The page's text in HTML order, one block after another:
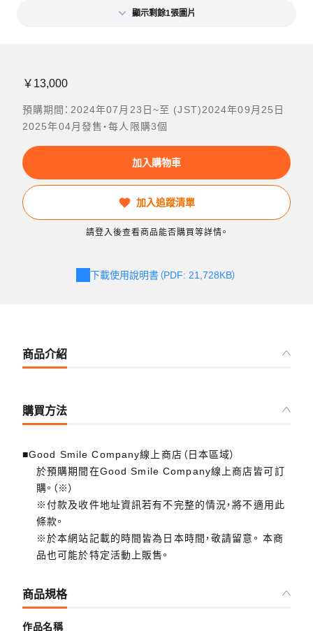
顯示剩餘1張圖片
￥13,000
預購期間：2024年07月23日~至 (JST)2024年09月25日
2025年04月發售・每人限購3個
加入購物車
加入追蹤清單
請登入後查看商品能否購買等詳情。
下載使用說明書（PDF: 21,728KB）
商品介紹
購買方法
■Good Smile Company線上商店（日本區域）
於預購期間在Good Smile Company線上商店皆可訂
購。（※）
※付款及收件地址資訊若有不完整的情況，將不適用此
條款。
※於本網站記載的時間皆為日本時間，敬請留意。 本商
品也可能於特定活動上販售。
商品規格
作品名稱